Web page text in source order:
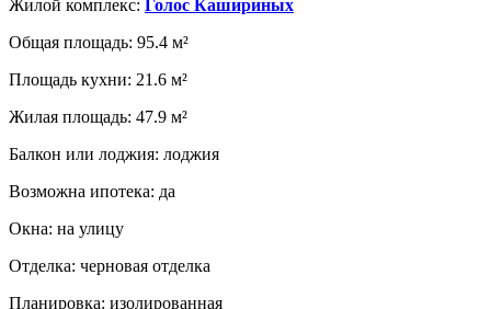
Жилой комплекс: Голос Кашириных
Общая площадь: 95.4 м²
Площадь кухни: 21.6 м²
Жилая площадь: 47.9 м²
Балкон или лоджия: лоджия
Возможна ипотека: да
Окна: на улицу
Отделка: черновая отделка
Планировка: изолированная